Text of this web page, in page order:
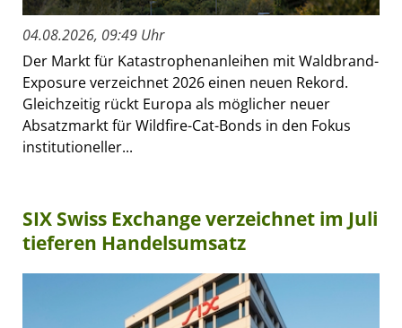
04.08.2026, 09:49 Uhr
Der Markt für Katastrophenanleihen mit Waldbrand-
Exposure verzeichnet 2026 einen neuen Rekord.
Gleichzeitig rückt Europa als möglicher neuer
Absatzmarkt für Wildfire-Cat-Bonds in den Fokus
institutioneller...
SIX Swiss Exchange verzeichnet im Juli
tieferen Handelsumsatz